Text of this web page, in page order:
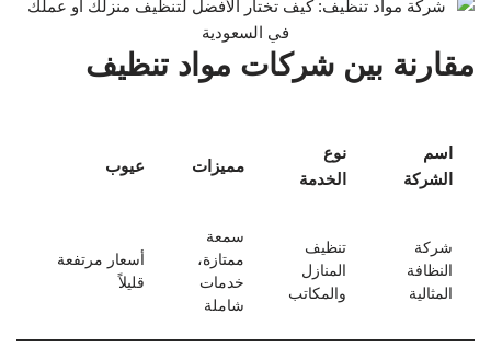
مقارنة بين شركات مواد تنظيف
اسم
الشركة
نوع
الخدمة
مميزات عيوب
شركة
النظافة
المثالية
تنظيف
المنازل
والمكاتب
سمعة
ممتازة،
خدمات
شاملة
أسعار مرتفعة
قليلاً